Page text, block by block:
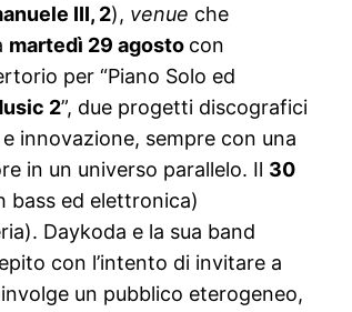
III, 2), venue che
martedì 29 agosto con
per “Piano Solo ed
2”, due progetti discografici
innovazione, sempre con una
in un universo parallelo. Il 30
bass ed elettronica)
Daykoda e la sua band
con l’intento di invitare a
un pubblico eterogeneo,